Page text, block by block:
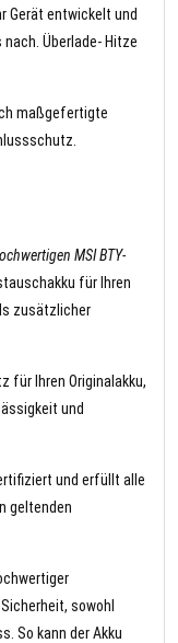
Gerät entwickelt und
Überlade- Hitze
maßgefertigte
MSI BTY-
für Ihren
zusätzlicher
für Ihren Originalakku,
und
und erfüllt alle
geltenden
sowohl
So kann der Akku